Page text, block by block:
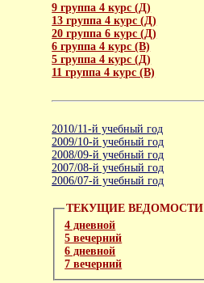
9 группа 4 курс (Д)
13 группа 4 курс (Д)
20 группа 6 курс (Д)
6 группа 4 курс (B)
5 группа 4 курс (Д)
11 группа 4 курс (B)
2010/11-й учебный год
2009/10-й учебный год
2008/09-й учебный год
2007/08-й учебный год
2006/07-й учебный год
ТЕКУЩИЕ ВЕДОМОСТИ
4 дневной
5 вечерний
6 дневной
7 вечерний